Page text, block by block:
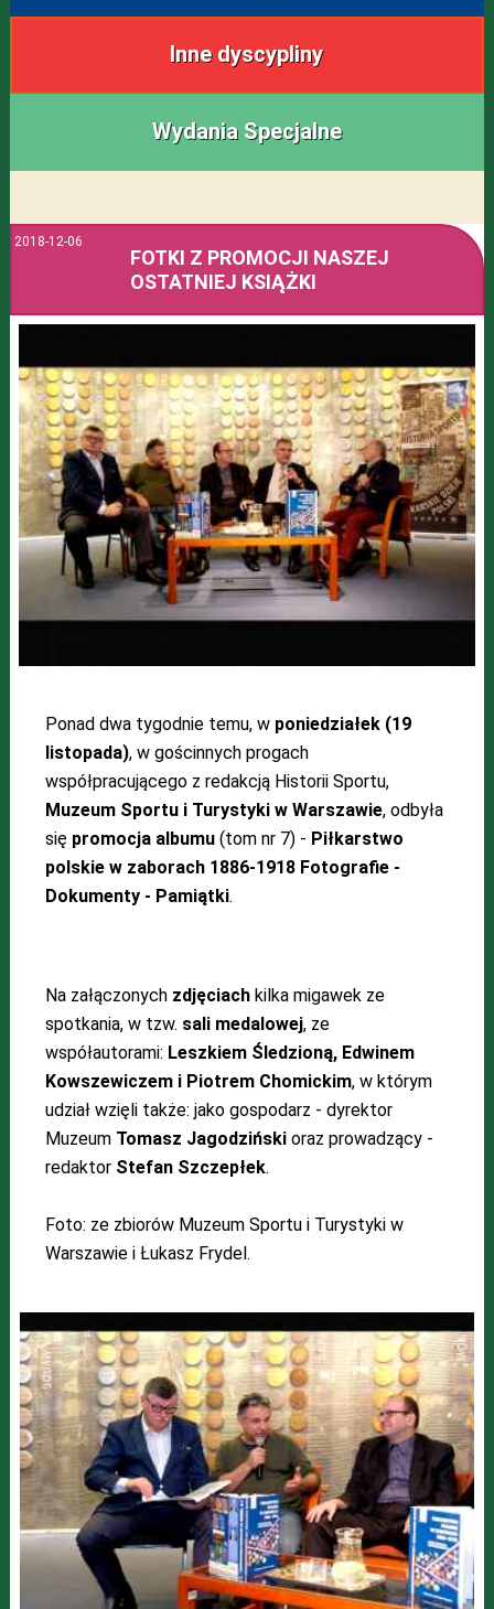
Inne dyscypliny
Wydania Specjalne
2018-12-06
FOTKI Z PROMOCJI NASZEJ
OSTATNIEJ KSIĄŻKI
Ponad dwa tygodnie temu, w poniedziałek (19
listopada), w gościnnych progach
współpracującego z redakcją Historii Sportu,
Muzeum Sportu i Turystyki w Warszawie, odbyła
się promocja albumu(tom nr 7) - Piłkarstwo
polskie w zaborach 1886-1918 Fotografie -
Dokumenty - Pamiątki.
Na załączonych zdjęciachkilka migawek ze
spotkania, w tzw. sali medalowej, ze
współautorami: Leszkiem Śledzioną, Edwinem
Kowszewiczem i Piotrem Chomickim, w którym
udział wzięli także: jako gospodarz - dyrektor
Muzeum Tomasz Jagodzińskioraz prowadzący -
redaktor Stefan Szczepłek.
Foto: ze zbiorów Muzeum Sportu i Turystyki w
Warszawie i Łukasz Frydel.